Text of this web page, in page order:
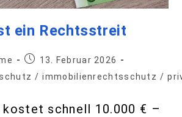
ein Rechtsstreit
13. Februar 2026
/ immobilienrechtsschutz /
schnell 10.000 € –